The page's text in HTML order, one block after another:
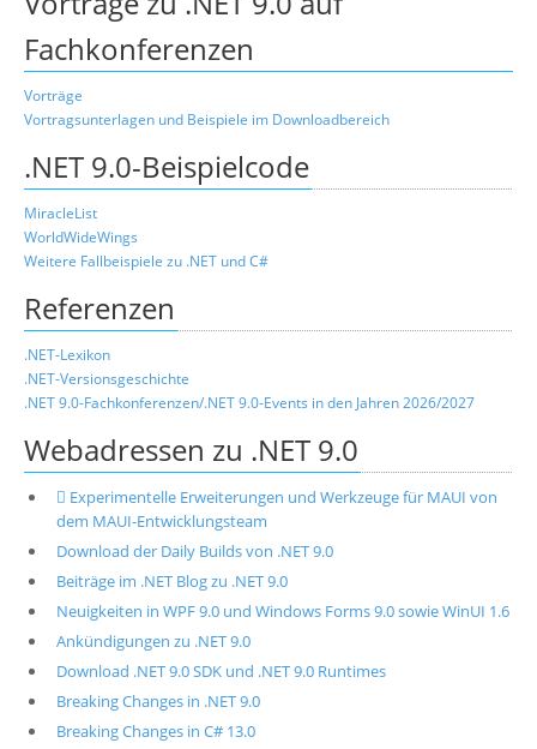
Fachkonferenzen
Vorträge
Vortragsunterlagen und Beispiele im Downloadbereich
.NET 9.0-Beispielcode
MiracleList
WorldWideWings
Weitere Fallbeispiele zu .NET und C#
Referenzen
.NET-Lexikon
.NET-Versionsgeschichte
.NET 9.0-Fachkonferenzen/.NET 9.0-Events in den Jahren 2026/2027
Webadressen zu .NET 9.0
 Experimentelle Erweiterungen und Werkzeuge für MAUI von
dem MAUI-Entwicklungsteam
Download der Daily Builds von .NET 9.0
Beiträge im .NET Blog zu .NET 9.0
Neuigkeiten in WPF 9.0 und Windows Forms 9.0 sowie WinUI 1.6
Ankündigungen zu .NET 9.0
Download .NET 9.0 SDK und .NET 9.0 Runtimes
Breaking Changes in .NET 9.0
Breaking Changes in C# 13.0